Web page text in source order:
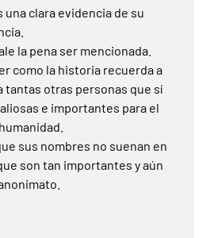
una clara evidencia de su
la pena ser mencionada.
como la historia recuerda a
tantas otras personas que sí
e importantes para el
sus nombres no suenan en
son tan importantes y aún